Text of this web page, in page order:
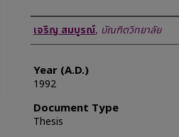
Author
เจริญ สมบูรณ์, บัณฑิตวิทยาลัย
Year (A.D.)
1992
Document Type
Thesis